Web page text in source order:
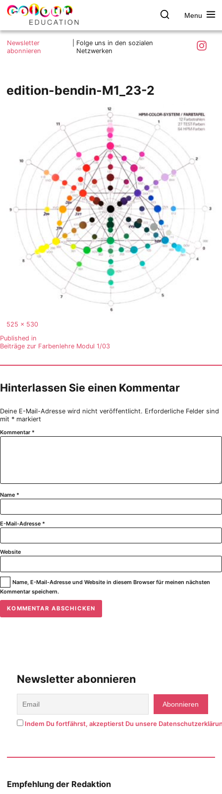
Skip
colour.education
Farbe
entdecken
Menu
Was ist colour.education?
Ziele und Mitmachen
Impressum
Newsletter
abonnieren
Folge uns in den sozialen
Netzwerken
edition-bendin-M1_23-2
Full
525 × 530
Beitragsnavigation
Published in
Beiträge zur Farbenlehre Modul 1/03
Hinterlassen Sie einen Kommentar
Deine E-Mail-Adresse wird nicht veröffentlicht. Erforderliche Felder sind
mit * markiert
Kommentar *
Name *
E-Mail-Adresse *
Website
Name, E-Mail-Adresse und Website in diesem Browser für meinen nächsten
Kommentar speichern.
Newsletter abonnieren
Indem Du fortfährst, akzeptierst Du unsere
Empfehlung der Redaktion